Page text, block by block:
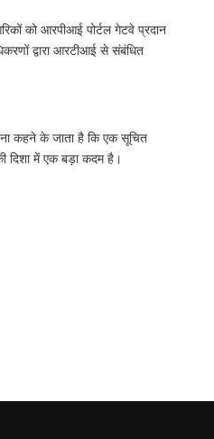
को आरपीआई पोर्टल गेटवे प्रदान
द्वारा आरटीआई से संबंधित
कहने के जाता है कि एक सूचित
दिशा में एक बड़ा कदम है।